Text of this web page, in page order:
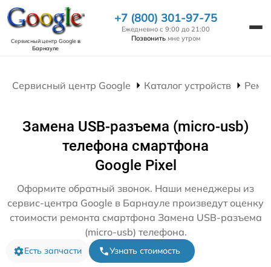
Сервисный центр Googleв
Барнауле
+7 (800) 301-97-75
Ежедневно с 9:00 до 21:00
Позвонить мне утром
Сервисный центр Google Каталог устройств
Замена USB-разъема (micro-usb)
телефона смартфона
Google Pixel
Оформите обратный звонок. Наши менеджеры из
сервис-центра Google в Барнауле произведут оценку
стоимости ремонта смартфона Замена USB-разъема
(micro-usb) телефона.
Есть запчасти Узнать стоимость